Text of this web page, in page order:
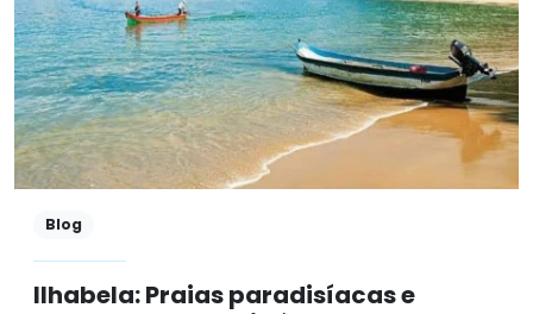
Blog
Ilhabela: Praias paradisíacas e